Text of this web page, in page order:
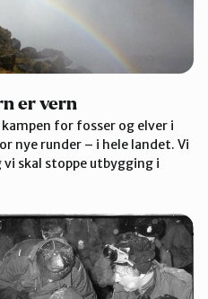
er vern
for fosser og elver i
nye runder – i hele landet. Vi
skal stoppe utbygging i